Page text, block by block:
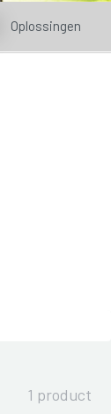
Oplossingen
1 product